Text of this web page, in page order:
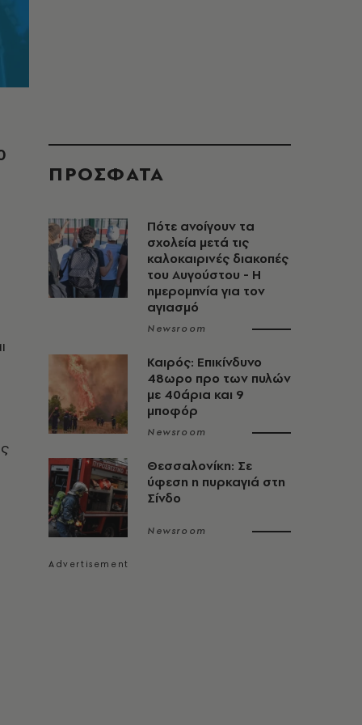
ΠΡΟΣΦΑΤΑ
Πότε ανοίγουν τα
σχολεία μετά τις
καλοκαιρινές διακοπές
του Αυγούστου - Η
ημερομηνία για τον
αγιασμό
Newsroom
Καιρός: Επικίνδυνο
48ωρο προ των πυλών
με 40άρια και 9
μποφόρ
Newsroom
Θεσσαλονίκη: Σε
ύφεση η πυρκαγιά στη
Σίνδο
Newsroom